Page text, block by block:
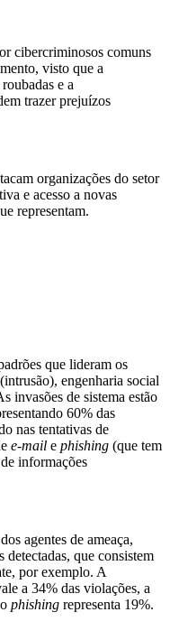
cibercriminosos comuns
visto que a
e a
trazer prejuízos
organizações do setor
e acesso a novas
representam.
que lideram os
engenharia social
invasões de sistema estão
60% das
nas tentativas de
e-mail e phishing (que tem
informações
agentes de ameaça,
detectadas, que consistem
por exemplo. A
a 34% das violações, a
phishing representa 19%.